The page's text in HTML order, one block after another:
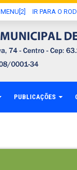
IR PARA O
PUBLICAÇÕES